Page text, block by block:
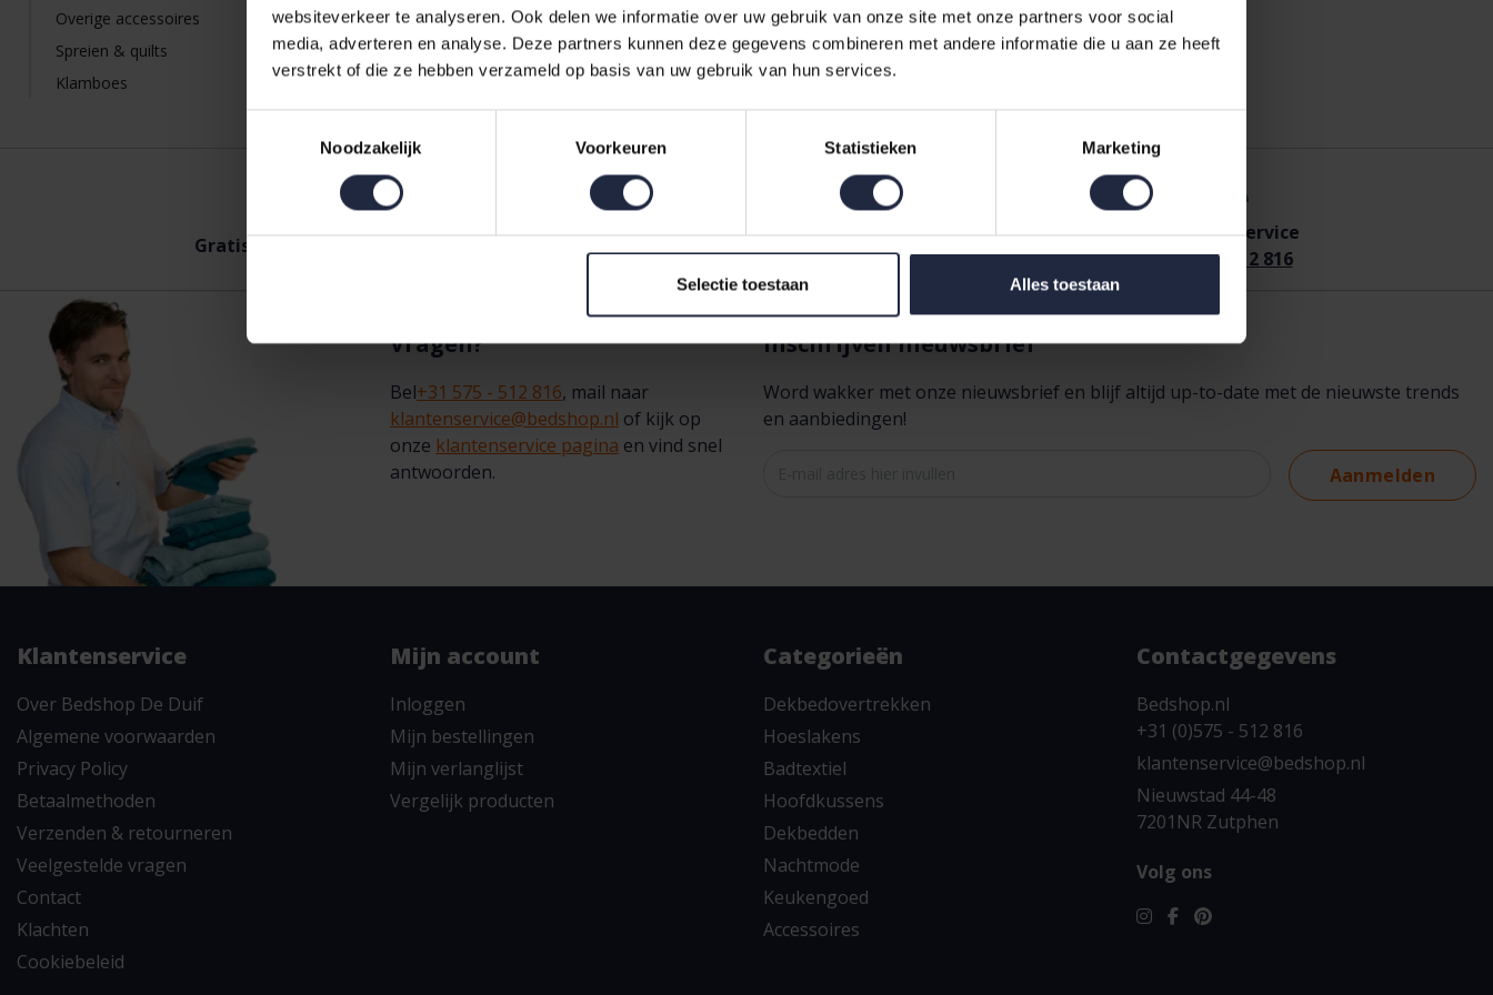
websiteverkeer te analyseren. Ook delen we informatie over uw gebruik van onze site met onze partners voor social
media, adverteren en analyse. Deze partners kunnen deze gegevens combineren met andere informatie die u aan ze heeft
verstrekt of die ze hebben verzameld op basis van uw gebruik van hun services.
Noodzakelijk
Voorkeuren Statistieken Marketing
Selectie toestaan Alles toestaan
Overige accessoires
Spreien & quilts
Klamboes
Gratis
Telefonischbestellen
bel0575 - 512 816
Klantenservice
0575 - 512 816
Vragen?
Bel+31 575 - 512 816, mail naar
klantenservice@bedshop.nl of kijk op
onze klantenservice pagina en vind snel
antwoorden.
Inschrijven nieuwsbrief
Word wakker met onze nieuwsbrief en blijf altijd up-to-date met de nieuwste trends
en aanbiedingen!
Aanmelden
Klantenservice
Over Bedshop De Duif
Algemene voorwaarden
Privacy Policy
Betaalmethoden
Verzenden & retourneren
Veelgestelde vragen
Contact
Klachten
Cookiebeleid
Mijn account
Inloggen
Mijn bestellingen
Mijn verlanglijst
Vergelijk producten
Categorieën
Dekbedovertrekken
Hoeslakens
Badtextiel
Hoofdkussens
Dekbedden
Nachtmode
Keukengoed
Accessoires
Contactgegevens
Bedshop.nl
+31 (0)575 - 512 816
klantenservice@bedshop.nl
Nieuwstad 44-48
7201NR Zutphen
Volg ons